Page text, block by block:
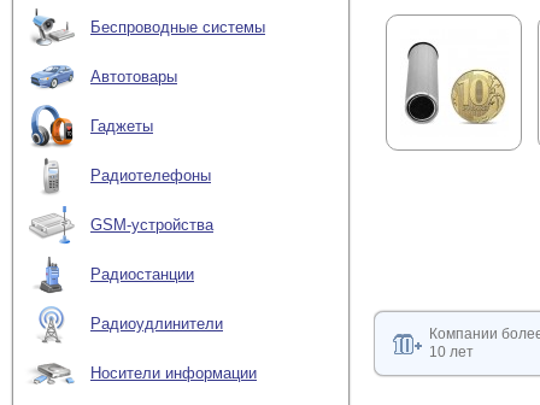
Беспроводные системы
Автотовары
Гаджеты
Радиотелефоны
GSM-устройства
Радиостанции
Радиоудлинители
Носители информации
Компании
10 лет